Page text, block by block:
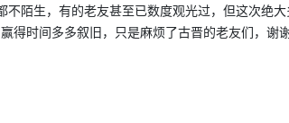
陌生，有的老友甚至已数度观光过，但这次绝
得时间多多叙旧，只是麻烦了古晋的老友们，谢